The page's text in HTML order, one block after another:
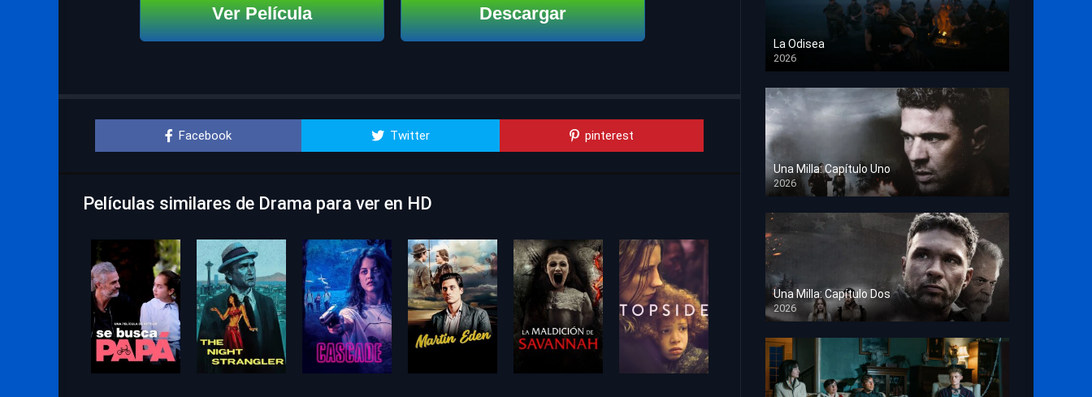
Ver Película Descargar
Facebook Twitter pinterest
Películas similares de Drama para ver en HD
La Odisea
2026
TS Screener
Una Milla: Capítulo Uno
2026
HD 1080p
Una Milla: Capítulo Dos
2026
HD 1080p